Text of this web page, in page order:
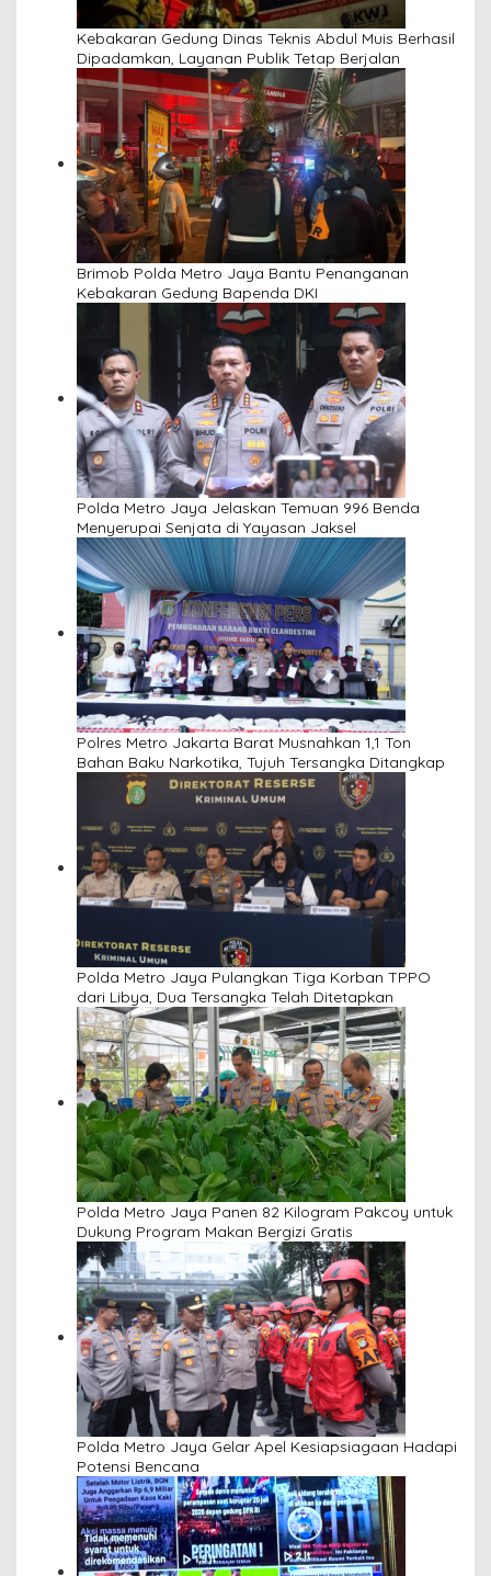
Kebakaran Gedung Dinas Teknis Abdul Muis Berhasil
Dipadamkan, Layanan Publik Tetap Berjalan
Brimob Polda Metro Jaya Bantu Penanganan
Kebakaran Gedung Bapenda DKI
Polda Metro Jaya Jelaskan Temuan 996 Benda
Menyerupai Senjata di Yayasan Jaksel
Polres Metro Jakarta Barat Musnahkan 1,1 Ton
Bahan Baku Narkotika, Tujuh Tersangka Ditangkap
Polda Metro Jaya Pulangkan Tiga Korban TPPO
dari Libya, Dua Tersangka Telah Ditetapkan
Polda Metro Jaya Panen 82 Kilogram Pakcoy untuk
Dukung Program Makan Bergizi Gratis
Polda Metro Jaya Gelar Apel Kesiapsiagaan Hadapi
Potensi Bencana